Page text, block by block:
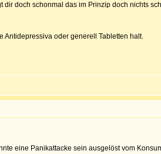
doch schonmal das im Prinzip doch nichts
oder generell Tabletten halt.
eine Panikattacke sein ausgelöst vom